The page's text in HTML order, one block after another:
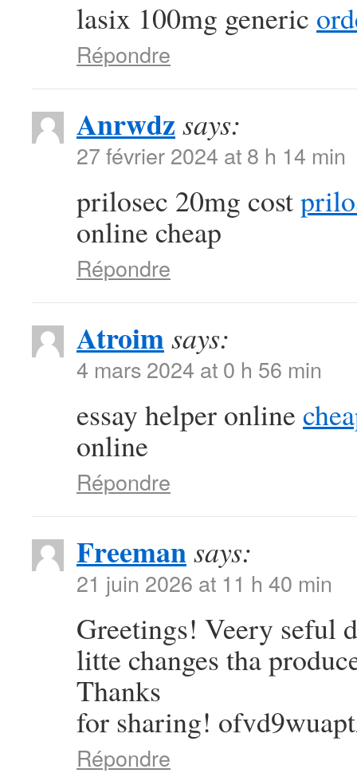
lasix 100mg generic
Répondre
Anrwdz says:
27 février 2024 at 8 h 14 min
prilosec 20mg cost
online cheap
Répondre
Atroimsays:
4 mars 2024 at 0 h 56 min
essay helper online
online
Répondre
Freemansays:
21 juin 2026 at 11 h 40 min
Greetings! Veery seful
litte changes tha
Thanks
for sharing!
Répondre